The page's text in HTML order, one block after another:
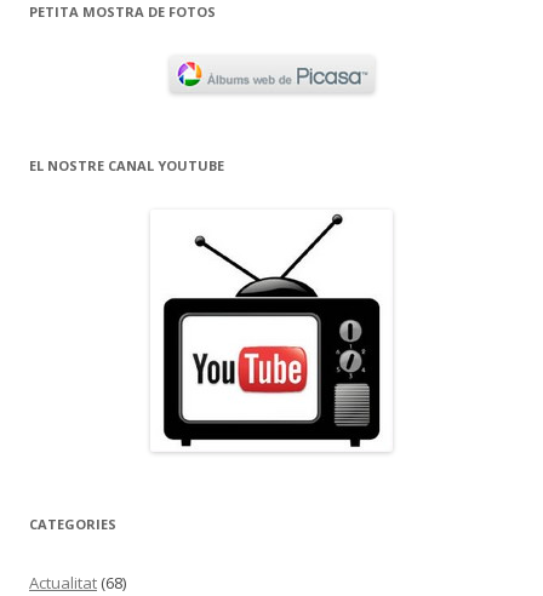
PETITA MOSTRA DE FOTOS
EL NOSTRE CANAL YOUTUBE
CATEGORIES
Actualitat (68)